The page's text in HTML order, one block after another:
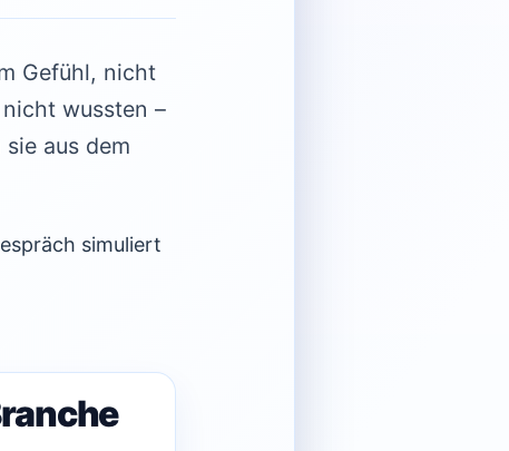
Gefühl, nicht
wussten –
aus dem
simuliert